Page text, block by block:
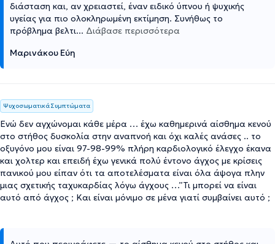
διάσταση και, αν χρειαστεί, έναν ειδικό ύπνου ή ψυχικής
υγείας για πιο ολοκληρωμένη εκτίμηση. Συνήθως το
πρόβλημα βελτι... Διάβασε περισσότερα
Μαρινάκου Εύη
Ψυχοσωματικά Συμπτώματα
Ενώ δεν αγχώνομαι κάθε μέρα … έχω καθημερινά αίσθημα κενού
στο στήθος δυσκολία στην αναπνοή και όχι καλές ανάσες .. το
οξυγόνο μου είναι 97-98-99% πλήρη καρδιολογικό έλεγχο έκανα
και χολτερ και επειδή έχω γενικά πολύ έντονο άγχος με κρίσεις
πανικού μου είπαν ότι τα αποτελέσματα είναι όλα άψογα πλην
μιας σχετικής ταχυκαρδίας λόγω άγχους …”Τι μπορεί να είναι
αυτό από άγχος ; Και είναι μόνιμο σε μένα γιατί συμβαίνει αυτό ;